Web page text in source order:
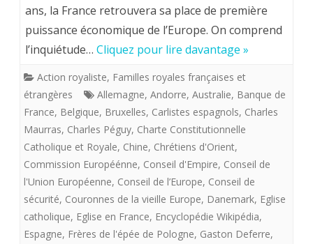
ROI
A
ans, la France retrouvera sa place de première
puissance économique de l’Europe. On comprend
l’inquiétude… Cliquez pour lire davantage »
Action royaliste, Familles royales françaises et
étrangères
Allemagne, Andorre, Australie, Banque de
France, Belgique, Bruxelles, Carlistes espagnols, Charles
Maurras, Charles Péguy, Charte Constitutionnelle
Catholique et Royale, Chine, Chrétiens d'Orient,
Commission Européénne, Conseil d'Empire, Conseil de
l'Union Européenne, Conseil de l’Europe, Conseil de
sécurité, Couronnes de la vieille Europe, Danemark, Eglise
catholique, Eglise en France, Encyclopédie Wikipédia,
Espagne, Frères de l'épée de Pologne, Gaston Deferre,